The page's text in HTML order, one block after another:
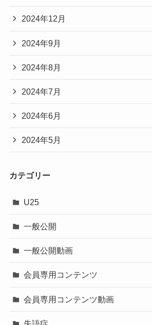
2024年12月
2024年9月
2024年8月
2024年7月
2024年6月
2024年5月
カテゴリー
U25
一般公開
一般公開動画
会員専用コンテンツ
会員専用コンテンツ動画